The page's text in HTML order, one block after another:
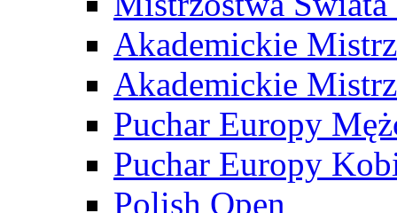
Akademickie
Akademickie
Puchar Europy
Puchar Europy
Polish Open